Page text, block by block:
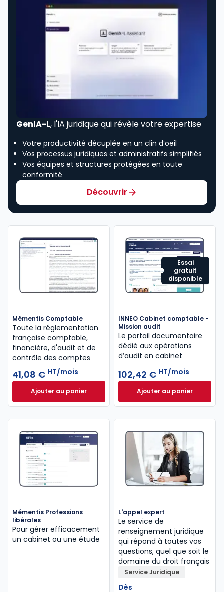
GenIA-L, l'IA juridique qui révèle votre expertise
Votre productivité décuplée en un clin d’oeil
Vos processus juridiques et administratifs simplifiés
Vos équipes et structures protégées en toute
conformité
Découvrir
Mémentis Comptable
Toute la réglementation
française comptable,
financière, d'audit et de
contrôle des comptes
41,08 € HT/mois
Ajouter au panierMémentis Comptable à 41,08 € HT/mois
Essai
gratuit
disponible
INNEO Cabinet comptable -
Mission audit
Le portail documentaire
dédié aux opérations
d’audit en cabinet
102,42 € HT/mois
Ajouter au panier
INNEO Cabinet
Mémentis Professions
libérales
Pour gérer efficacement
un cabinet ou une étude
L'appel expert
Le service de
renseignement juridique
qui répond à toutes vos
questions, quel que soit le
domaine du droit français
Service Juridique
Dès